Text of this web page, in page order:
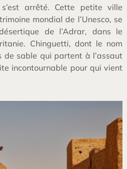
arrêté. Cette petite ville
mondial de l’Unesco, se
de l’Adrar, dans le
Chinguetti, dont le nom
de sable qui partent à l’assaut
incontournable pour qui vient